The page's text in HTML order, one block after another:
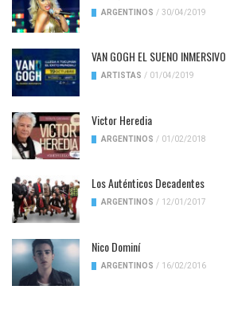
ARGENTINOS / 30/04/2019
VAN GOGH EL SUENO INMERSIVO
ARTISTAS / 01/04/2019
Victor Heredia
ARGENTINOS / 01/02/2018
Los Auténticos Decadentes
ARGENTINOS / 12/01/2017
Nico Dominí
ARGENTINOS / 16/02/2016